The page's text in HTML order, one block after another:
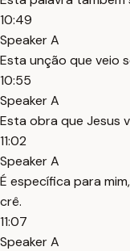
10:49
Speaker A
Esta unção que veio
10:55
Speaker A
Esta obra que Jesus
11:02
Speaker A
É específica para
crê.
11:07
Speaker A